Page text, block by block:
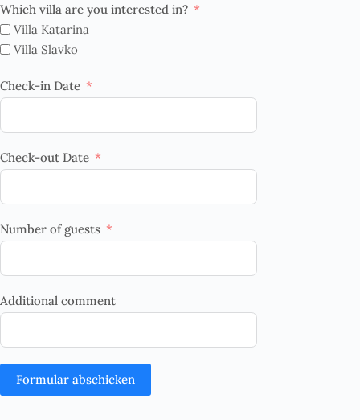
Which villa are you interested in?
Villa Katarina
Villa Slavko
Check-in Date
Check-out Date
Number of guests
Additional comment
Formular abschicken